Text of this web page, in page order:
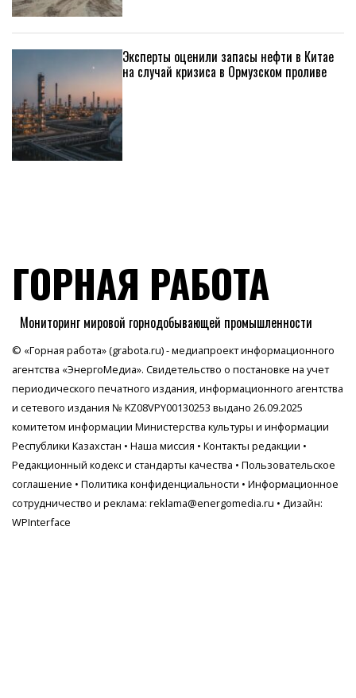
Эксперты оценили запасы нефти в Китае
на случай кризиса в Ормузском проливе
ГОРНАЯ РАБОТА
Мониторинг мировой горнодобывающей промышленности
© «Горная работа» (grabota.ru) - медиапроект информационного
агентства «ЭнергоМедиа». Свидетельство о постановке на учет
периодического печатного издания, информационного агентства
и сетевого издания № KZ08VPY00130253 выдано 26.09.2025
комитетом информации Министерства культуры и информации
Республики Казахстан • Наша миссия • Контакты редакции •
Редакционный кодекс и стандарты качества • Пользовательское
соглашение • Политика конфиденциальности • Информационное
сотрудничество и реклама: reklama@energomedia.ru • Дизайн:
WPInterface